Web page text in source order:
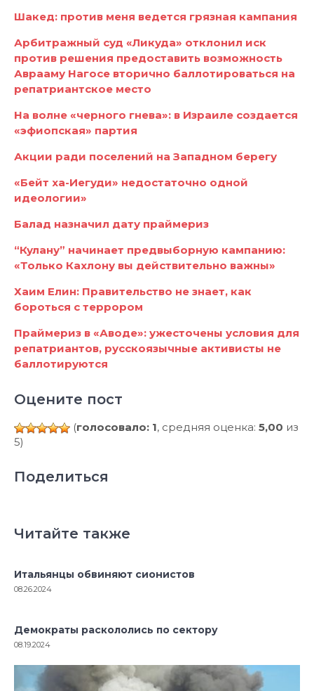
Шакед: против меня ведется грязная кампания
Арбитражный суд «Ликуда» отклонил иск
против решения предоставить возможность
Аврааму Нагосе вторично баллотироваться на
репатриантское место
На волне «черного гнева»: в Израиле создается
«эфиопская» партия
Акции ради поселений на Западном берегу
«Бейт ха-Иегуди» недостаточно одной
идеологии»
Балад назначил дату праймериз
“Кулану” начинает предвыборную кампанию:
«Только Кахлону вы действительно важны»
Хаим Елин: Правительство не знает, как
бороться с террором
Праймериз в «Аводе»: ужесточены условия для
репатриантов, русскоязычные активисты не
баллотируются
Оцените пост
(голосовало: 1, средняя оценка: 5,00 из
5)
Поделиться
Читайте также
Итальянцы обвиняют сионистов
08.26.2024
Демократы раскололись по сектору
08.19.2024